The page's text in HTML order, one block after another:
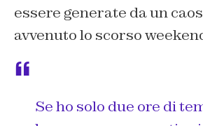
essere generate da un
avvenuto lo scorso
Se ho solo due ore di